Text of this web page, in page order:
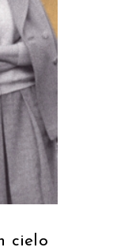
cielo